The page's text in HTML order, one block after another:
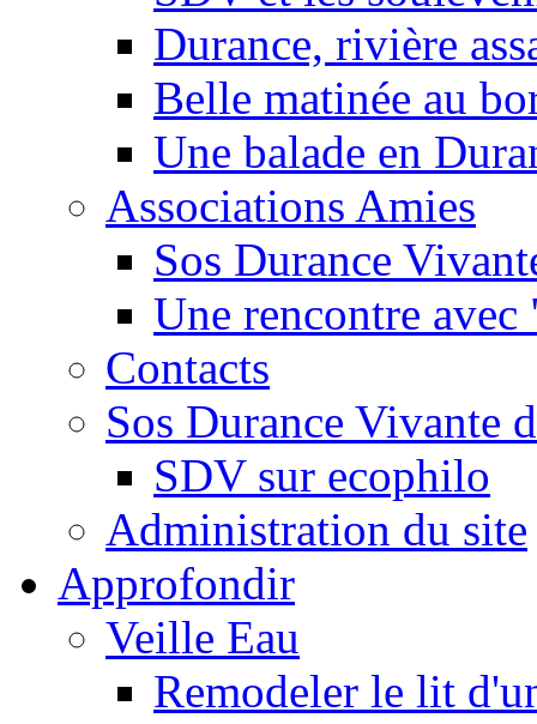
Durance, rivière
Belle matinée au
Une balade en
Associations Amies
Sos Durance
Une rencontre
Contacts
Sos Durance Vivante
SDV sur ecophilo
Administration du site
Approfondir
Veille Eau
Remodeler le lit